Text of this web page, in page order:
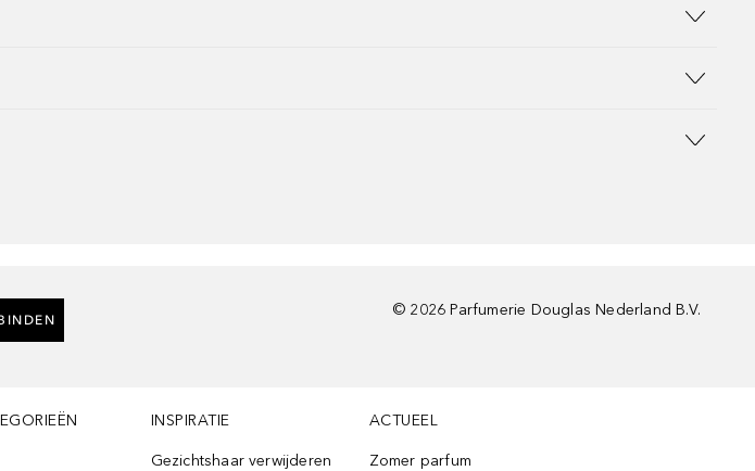
© 2026 Parfumerie Douglas Nederland B.V.
INSPIRATIE
Gezichtshaar verwijderen
ACTUEEL
Zomer parfum